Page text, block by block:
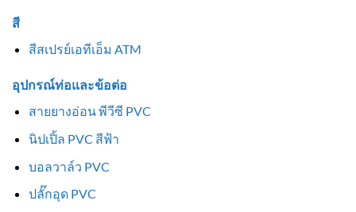
สี
สีสเปรย์เอทีเอ็ม ATM
อุปกรณ์ท่อและข้อต่อ
สายยางอ่อน พีวีซี PVC
นิปเปิ้ล PVC สีฟ้า
บอลวาล์ว PVC
ปลั๊กอุด PVC